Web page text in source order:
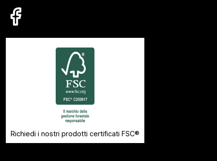
Richiedi i nostri prodotti certificati FSC®